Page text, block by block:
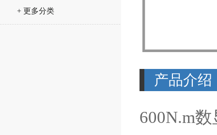
+ 更多分类
产品介绍
600N.m